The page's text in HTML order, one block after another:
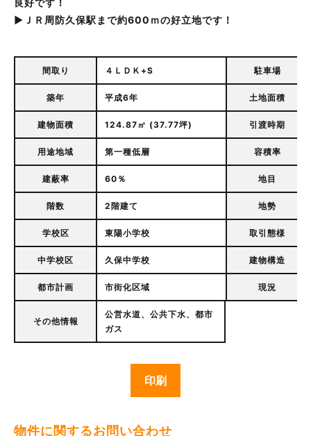
▶ＪＲ周防久保駅まで約600ｍの好立地です！
間取り ４ＬＤＫ+S 駐車場
築年 平成6年 土地面積
建物面積 124.87㎡ (37.77坪) 引渡時期
用途地域 第一種低層 容積率
建蔽率 60％ 地目
階数 2階建て 地勢
学校区 東陽小学校 取引態様
中学校区 久保中学校 建物構造
都市計画 市街化区域 現況
その他情報
公営水道、公共下水、都市
ガス
印刷
物件に関するお問い合わせ